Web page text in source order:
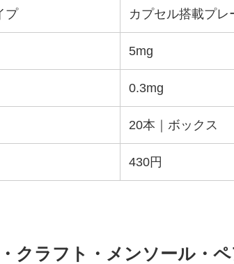
プ カプセル搭載プレ
5mg
0.3mg
20本｜ボックス
430円
クラフト・メンソール・